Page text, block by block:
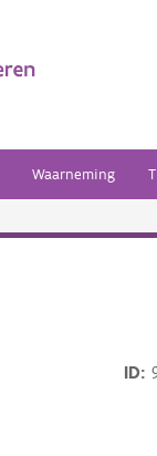
Waarneming
ID